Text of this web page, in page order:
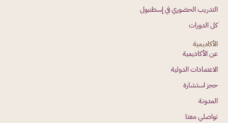
التدريب الحضوري في إسطنبول
كل الدورات
الأكاديمية
عن الأكاديمية
الاعتمادات الدولية
حجز استشارة
المدونة
تواصلي معنا